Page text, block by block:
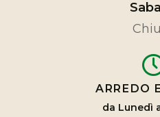
ARREDO
da Lunedì